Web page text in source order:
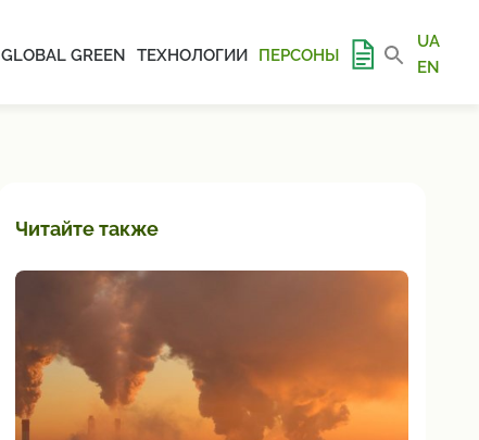
GLOBAL GREEN ТЕХНОЛОГИИ ПЕРСОНЫ
UA
EN
Читайте также